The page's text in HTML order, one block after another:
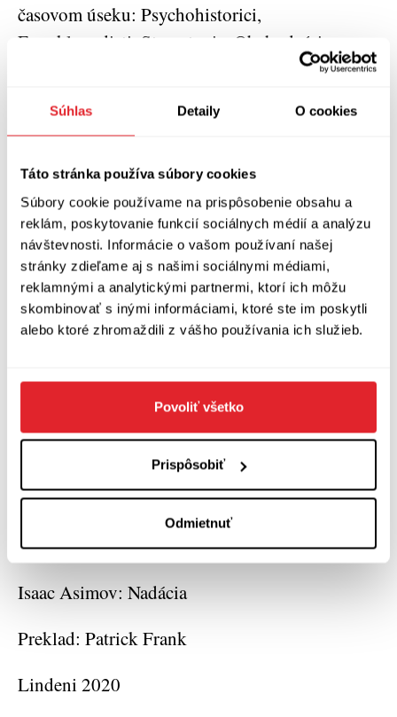
Súhlas Detaily O cookies
Táto stránka používa súbory cookies
Súbory cookie používame na prispôsobenie obsahu a
reklám, poskytovanie funkcií sociálnych médií a analýzu
návštevnosti. Informácie o vašom používaní našej
stránky zdieľame aj s našimi sociálnymi médiami,
reklamnými a analytickými partnermi, ktorí ich môžu
skombinovať s inými informáciami, ktoré ste im poskytli
alebo ktoré zhromaždili z vášho používania ich služieb.
Povoliť všetko
Prispôsobiť
Odmietnuť
časovom úseku: Psychohistorici,
Encyklopedisti, Starostovia, Obchodníci,
Obchodní magnáti. Jednotlivé kapitoly
ňou účastníci vysporiadali. Veľké sociálne
ekonomické tlaky, no neraz aj náboženstvo a
každý z týchto prvkov zohrá v Nadácii svoju
úlohu. U Asimova sa nevyskytuje prepracovaná
psychológia postáv, dôraz kladie skôr na
štruktúru udalostí a tie vždy presahujú osud
jednotlivca. Pri čítaní je potrebné trochu
zohľadniť čas, ktorý uplynul od napísania knihy,
našom priestore bez váhania zaradiť medzi
najvýznamnejšie udalosti v literárnej fantastike
Isaac Asimov: Nadácia
Preklad: Patrick Frank
Lindeni 2020